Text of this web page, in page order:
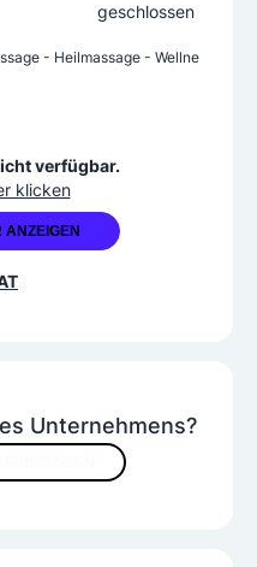
und Breuß, Trigge
Massagekerzen, Ho
Heilmo
Unternehmens?
geschlossen
- Heilmassage - Wellne
verfügbar.
klicken
ANZEIGEN